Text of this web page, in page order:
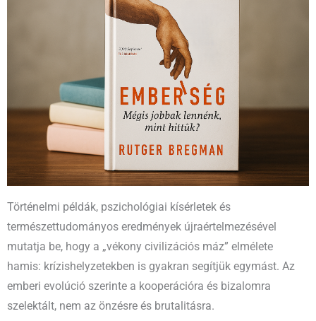
Történelmi példák, pszichológiai kísérletek és
természettudományos eredmények újraértelmezésével
mutatja be, hogy a „vékony civilizációs máz” elmélete
hamis: krízishelyzetekben is gyakran segítjük egymást. Az
emberi evolúció szerinte a kooperációra és bizalomra
szelektált, nem az önzésre és brutalitásra.​